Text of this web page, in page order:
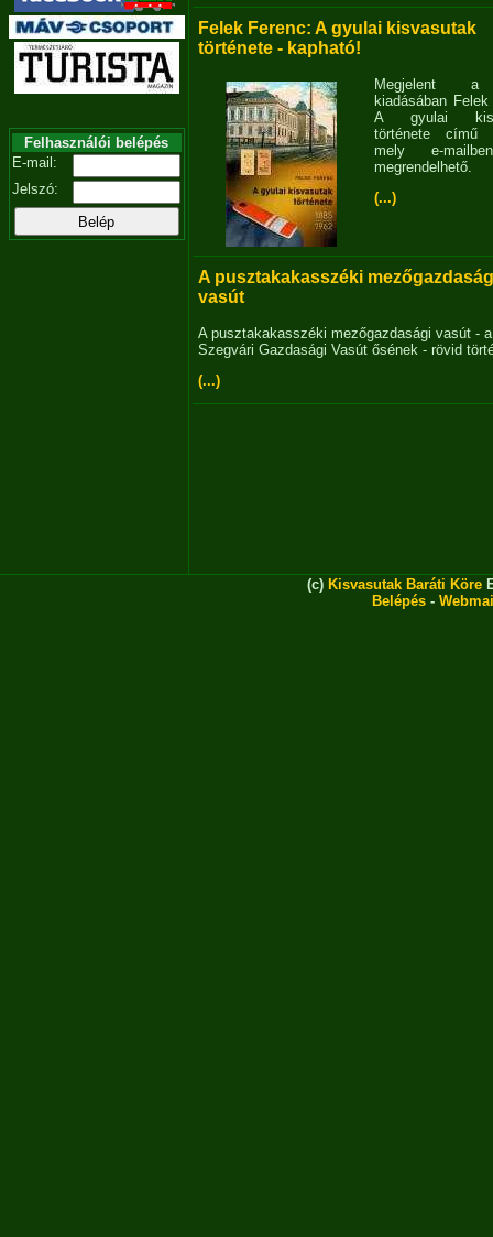
Felhasználói belépés
E-mail:
Jelszó:
Felek Ferenc: A gyulai kisvasutak
története - kapható!
Megjelent
kiadásában
A gyulai
története című
mely e-
megrendelhető.
(...)
A pusztakakasszéki
vasút
A pusztakakasszéki mezőgazdasági vasút - a
Szegvári Gazdasági Vasút ősének - rövid
(...)
(c) Kisvasutak Baráti Köre
Belépés -